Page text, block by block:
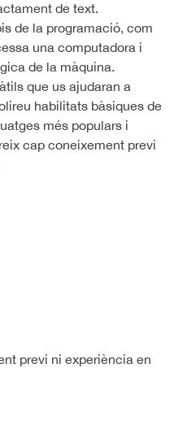
de text.
de la programació, com
una computadora i
de la màquina.
que us ajudaran a
habilitats bàsiques de
més populars i
cap coneixement previ
previ ni experiència en